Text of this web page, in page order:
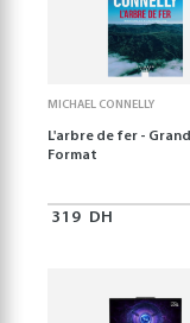
MICHAEL CONNELLY
L'arbre de fer - Grand
Format
319 DH